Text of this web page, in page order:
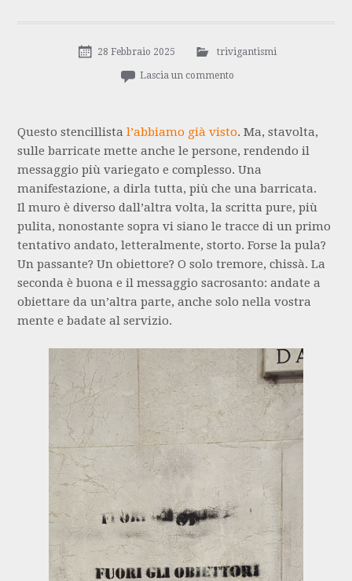
28 Febbraio 2025 trivigantismi
Lascia un commento
Questo stencillistal’abbiamo già visto. Ma, stavolta,
sulle barricate mette anche le persone, rendendo il
messaggio più variegato e complesso. Una
manifestazione, a dirla tutta, più che una barricata.
Il muro è diverso dall’altra volta, la scritta pure, più
pulita, nonostante sopra vi siano le tracce di un primo
tentativo andato, letteralmente, storto. Forse la pula?
Un passante? Un obiettore? O solo tremore, chissà. La
seconda è buona e il messaggio sacrosanto: andate a
obiettare da un’altra parte, anche solo nella vostra
mente e badate al servizio.